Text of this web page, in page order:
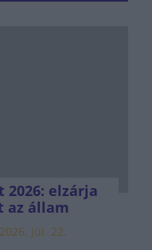
elzárja
az állam
2026. júl. 22.